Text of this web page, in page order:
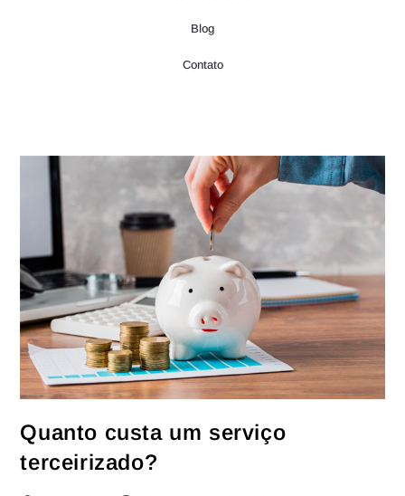
Blog
Contato
Quanto custa um serviço
terceirizado?